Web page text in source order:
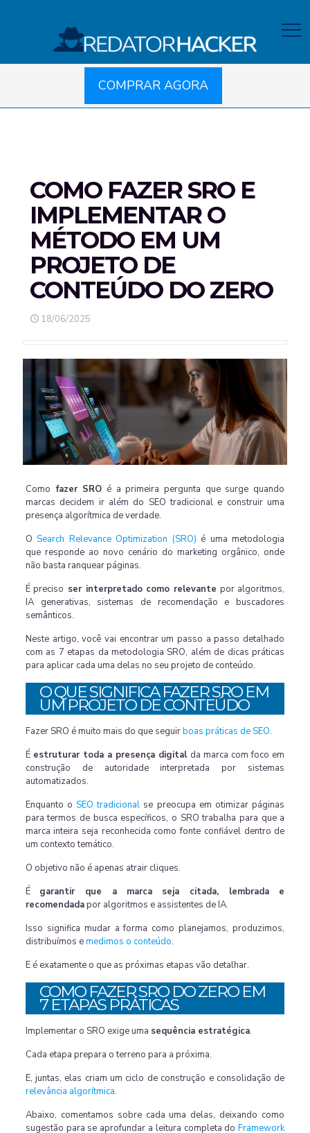
COMPRAR AGORA
COMO FAZER SRO E
IMPLEMENTAR O
MÉTODO EM UM
PROJETO DE
CONTEÚDO DO ZERO
18/06/2025
Como fazer SRO é a primeira pergunta que surge quando
marcas decidem ir além do SEO tradicional e construir uma
presença algorítmica de verdade.
OSearch Relevance Optimization (SRO) é uma metodologia
que responde ao novo cenário do marketing orgânico, onde
não basta ranquear páginas.
É preciso ser interpretado como relevante por algoritmos,
IA generativas, sistemas de recomendação e buscadores
semânticos.
Neste artigo, você vai encontrar um passo a passo detalhado
com as 7 etapas da metodologia SRO, além de dicas práticas
para aplicar cada uma delas no seu projeto de conteúdo.
O QUE SIGNIFICA FAZER SRO EM
UM PROJETO DE CONTEÚDO
Fazer SRO é muito mais do que seguirboas práticas de SEO.
É estruturar toda a presença digital da marca com foco em
construção de autoridade interpretada por sistemas
automatizados.
Enquanto oSEO tradicional se preocupa em otimizar páginas
para termos de busca específicos, o SRO trabalha para que a
marca inteira seja reconhecida como fonte confiável dentro de
um contexto temático.
O objetivo não é apenas atrair cliques.
É garantir que a
marca seja citada, lembrada e
recomendadapor algoritmos e assistentes de IA.
Isso significa mudar a forma como planejamos, produzimos,
distribuímos emedimos o conteúdo.
E é exatamente o que as próximas etapas vão detalhar.
COMO FAZER SRO DO ZERO EM
7 ETAPAS PRÁTICAS
Implementar o SRO exige uma sequência estratégica.
Cada etapa prepara o terreno para a próxima.
E, juntas, elas criam um ciclo de construção e consolidação de
relevância algorítmica.
Abaixo, comentamos sobre cada uma delas, deixando como
sugestão para se aprofundar a leitura completa doFramework